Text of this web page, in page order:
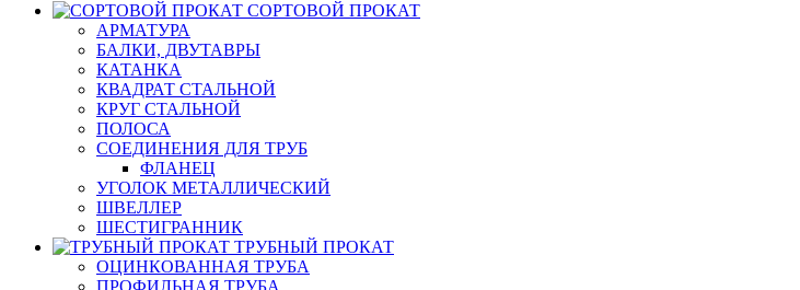
СОРТОВОЙ ПРОКАТ
АРМАТУРА
БАЛКИ, ДВУТАВРЫ
КАТАНКА
КВАДРАТ СТАЛЬНОЙ
КРУГ СТАЛЬНОЙ
ПОЛОСА
СОЕДИНЕНИЯ ДЛЯ ТРУБ
ФЛАНЕЦ
УГОЛОК МЕТАЛЛИЧЕСКИЙ
ШВЕЛЛЕР
ШЕСТИГРАННИК
ТРУБНЫЙ ПРОКАТ
ОЦИНКОВАННАЯ ТРУБА